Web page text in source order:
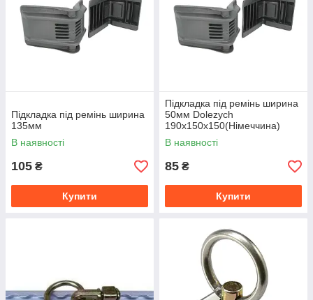
Підкладка під ремінь ширина
135мм
В наявності
105 ₴
Купити
Підкладка під ремінь ширина
50мм Dolezych
190x150x150(Німеччина)
В наявності
85 ₴
Купити